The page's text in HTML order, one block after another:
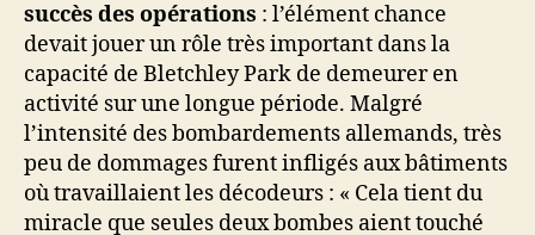
succès des opérations : l’élément chance
devait jouer un rôle très important dans la
capacité de Bletchley Park de demeurer en
activité sur une longue période. Malgré
l’intensité des bombardements allemands, très
peu de dommages furent infligés aux bâtiments
où travaillaient les décodeurs : « Cela tient du
miracle que seules deux bombes aient touché